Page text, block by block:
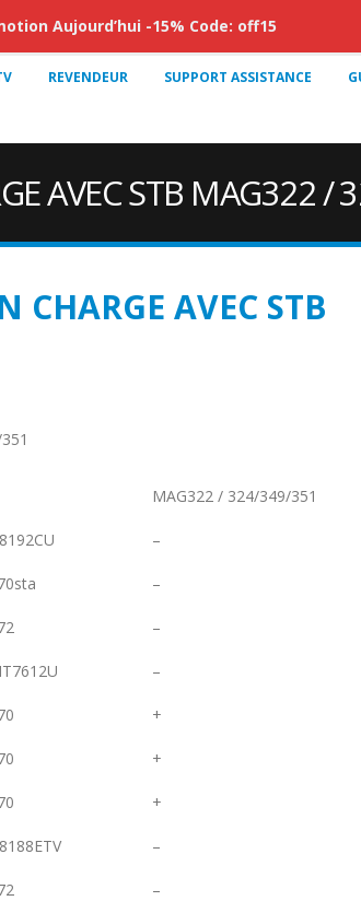
REVENDEUR SUPPORT ASSISTANCE
AVEC STB MAG322 /
CHARGE AVEC STB
MAG322 / 324/349/351
–
–
–
–
+
+
+
–
–
Aujourd’hui -15% Code: off15